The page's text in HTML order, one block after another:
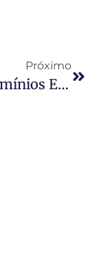
Próximo
Condomínios E O Covid-19